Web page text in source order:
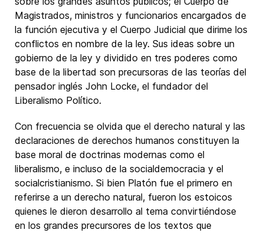
Magistrados, ministros y funcionarios encargados de
la función ejecutiva y el Cuerpo Judicial que dirime los
conflictos en nombre de la ley. Sus ideas sobre un
gobierno de la ley y dividido en tres poderes como
base de la libertad son precursoras de las teorías del
pensador inglés John Locke, el fundador del
Liberalismo Político.
Con frecuencia se olvida que el derecho natural y las
declaraciones de derechos humanos constituyen la
base moral de doctrinas modernas como el
liberalismo, e incluso de la socialdemocracia y el
socialcristianismo. Si bien Platón fue el primero en
referirse a un derecho natural, fueron los estoicos
quienes le dieron desarrollo al tema convirtiéndose
en los grandes precursores de los textos que